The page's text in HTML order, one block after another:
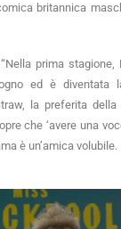
britannica
prima
ed è diventata
la preferita
che ‘avere una
è un’amica volubile.